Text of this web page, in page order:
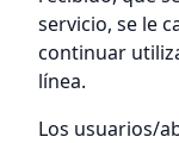
servicio, se le
continuar
línea.
Los usuarios/